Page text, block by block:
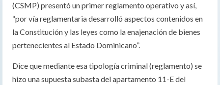
(CSMP) presentó un primer reglamento operativo y así,
“por vía reglamentaria desarrolló aspectos contenidos en
la Constitución y las leyes como la enajenación de bienes
pertenecientes al Estado Dominicano”.
Dice que mediante esa tipología criminal (reglamento) se
hizo una supuesta subasta del apartamento 11-E del